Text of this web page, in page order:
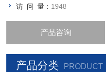
访 问 量： 1948
产品咨询
产品分类 PRODUCT